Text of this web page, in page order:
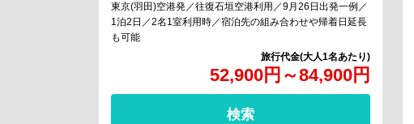
52,900円 ～84,900円
東京(羽田)空港発／往復石垣空港利用／9月26日出発一例／
1泊2日／2名1室利用時／宿泊先の組み合わせや帰着日延長
も可能
検索